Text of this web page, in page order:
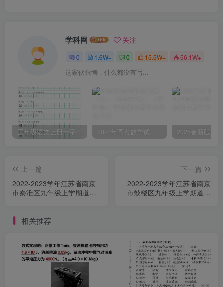
学科网 关注
0 1.6W+ 0 15.5W+ 56.1W+
这家伙很懒，什么都没有写...
三年级语文上册一字三描红写字表字帖 2024年高考数学试卷（文）（全国甲卷）（空白卷）
上一篇
2022-2023学年江苏省南京
市秦淮区九年级上学期道德
下一篇
2022-2023学年江苏省南京
市鼓楼区九年级上学期道德
相关推荐